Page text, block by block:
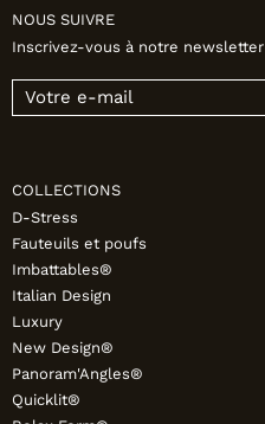
NOUS SUIVRE
Inscrivez-vous à notre newsletter
COLLECTIONS
D-Stress
Fauteuils et poufs
Imbattables®
Italian Design
Luxury
New Design®
Panoram'Angles®
Quicklit®